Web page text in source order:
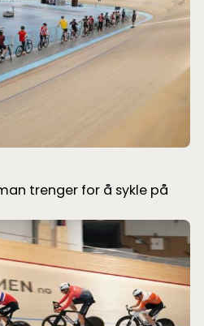
trenger for å sykle på